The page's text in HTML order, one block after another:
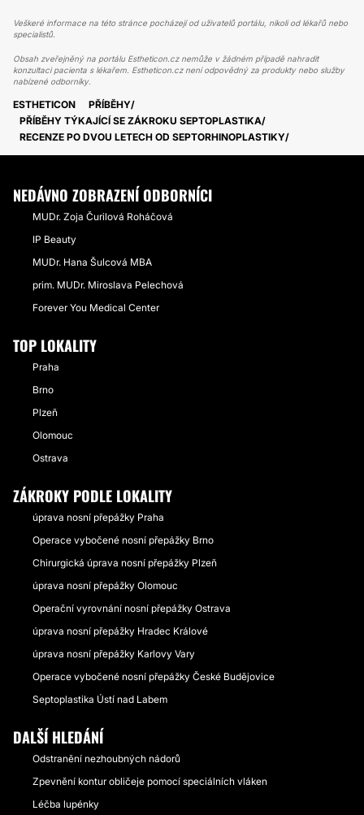
Veškeré informace na této stránce pocházejí od uživatelů portálu, nikoli od lékařů nebo
specialistů.
Obsah zveřejněný na portálu Estheticon.cz nemůže v žádném případě nahradit
konzultaci pacienta s lékařem. Estheticon.cz není odpovědný za produkty nebo služby
nabízené odborníky.
ESTHETICON
PŘÍBĚHY
PŘÍBĚHY TÝKAJÍCÍ SE ZÁKROKU SEPTOPLASTIKA
RECENZE PO DVOU LETECH OD SEPTORHINOPLASTIKY
NEDÁVNO ZOBRAZENÍ ODBORNÍCI
MUDr. Zoja Čurilová Roháčová
IP Beauty
MUDr. Hana Šulcová MBA
prim. MUDr. Miroslava Pelechová
Forever You Medical Center
TOP LOKALITY
Praha
Brno
Plzeň
Olomouc
Ostrava
ZÁKROKY PODLE LOKALITY
úprava nosní přepážky Praha
Operace vybočené nosní přepážky Brno
Chirurgická úprava nosní přepážky Plzeň
úprava nosní přepážky Olomouc
Operační vyrovnání nosní přepážky Ostrava
úprava nosní přepážky Hradec Králové
úprava nosní přepážky Karlovy Vary
Operace vybočené nosní přepážky České Budějovice
Septoplastika Ústí nad Labem
DALŠÍ HLEDÁNÍ
Odstranění nezhoubných nádorů
Zpevnění kontur obličeje pomocí speciálních vláken
Léčba lupénky